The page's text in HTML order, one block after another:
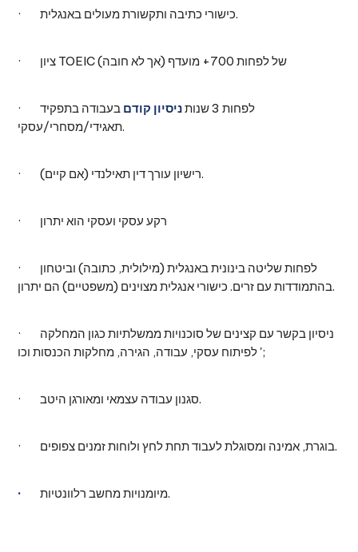
· כישורי כתיבה ותקשורת מעולים באנגלית.
· ציון TOEIC של לפחות 700+ מועדף (אך לא חובה)
· לפחות 3 שנות ניסיון קודם בעבודה בתפקיד
תאגידי/מסחרי/עסקי.
· רישיון עורך דין תאילנדי (אם קיים).
· רקע עסקי ועסקי הוא יתרון
· לפחות שליטה בינונית באנגלית (מילולית, כתובה) וביטחון
בהתמודדות עם זרים. כישורי אנגלית מצוינים (משפטיים) הם יתרון.
· ניסיון בקשר עם קצינים של סוכנויות ממשלתיות כגון המחלקה
לפיתוח עסקי, עבודה, הגירה, מחלקות הכנסות וכו ';
· סגנון עבודה עצמאי ומאורגן היטב.
· בוגרת, אמינה ומסוגלת לעבוד תחת לחץ ולוחות זמנים צפופים.
· מיומנויות מחשב רלוונטיות.